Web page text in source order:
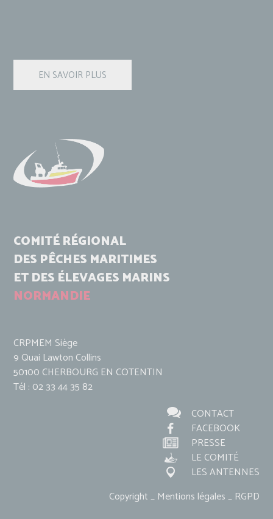
COMITÉ RÉGIONAL
DES PÊCHES MARITIMES
ET DES ÉLEVAGES MARINS
NORMANDIE
CRPMEM Siège
9 Quai Lawton Collins
50100 CHERBOURG EN COTENTIN
Tél : 02 33 44 35 82
CONTACT
FACEBOOK
PRESSE
LE COMITÉ
LES ANTENNES
Copyright _ Mentions légales _ RGPD